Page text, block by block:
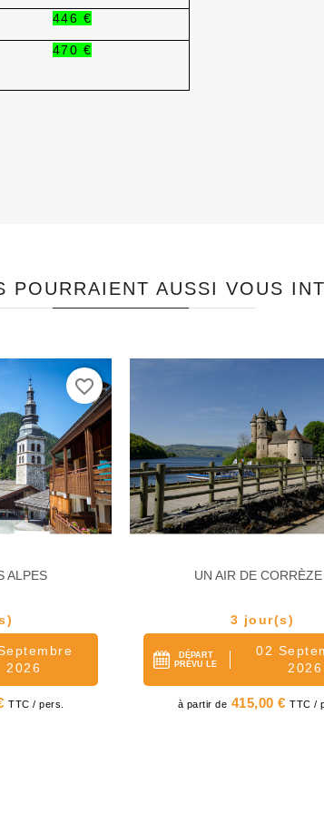
446 €
470 €
POURRAIENT AUSSI VOUS
ALPES
2026
TTC / pers.
favorite_border
UN AIR DE CORRÈZE
3 jour(s)
DÉPART
PRÉVU LE
02
2026
Prix
à partir de 415,00 € TTC /